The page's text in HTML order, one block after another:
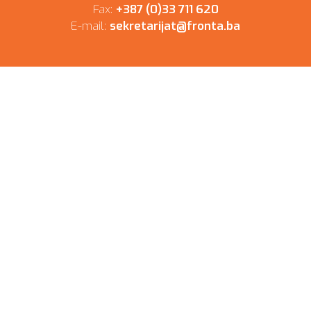
Fax: +387 (0)33 711 620
E-mail: sekretarijat@fronta.ba